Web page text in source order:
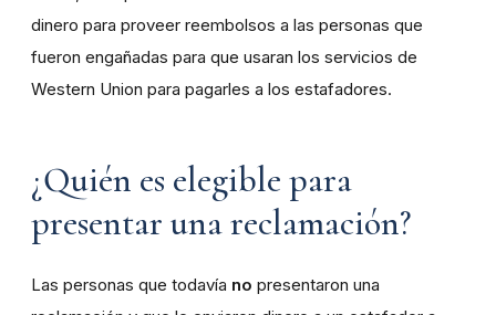
dinero para proveer reembolsos a las personas que
fueron engañadas para que usaran los servicios de
Western Union para pagarles a los estafadores.
¿Quién es elegible para
presentar una reclamación?
Las personas que todavía no presentaron una